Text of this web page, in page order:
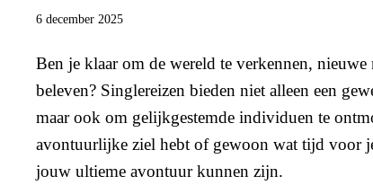
6 december 2025
Ben je klaar om de wereld te verkennen,
beleven? Singlereizen bieden niet alleen een
maar ook om gelijkgestemde individuen te
avontuurlijke ziel hebt of gewoon wat tijd voor
jouw ultieme avontuur kunnen zijn.